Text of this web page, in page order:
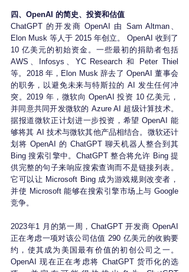
四、OpenAI 的简史、投资和估值
ChatGPT 的开发商 OpenAI 由 Sam Altman、
Elon Musk 等人于 2015 年创立。 OpenAI 收到了
10 亿美元的初始资金。一些最初的捐助者包括
AWS、Infosys、YC Research 和 Peter Thiel
等。2018 年，Elon Musk 辞去了 OpenAI 董事会
的职务，以避免未来与特斯拉的 AI 发生任何冲
突。2019 年，微软向 OpenAI 投资 10 亿美元，
并同意共同开发微软的 Azure AI 超级计算技术。
据报道微软正计划进一步投资，希望 OpenAI 能
够将其 AI 技术与微软其他产品相结合。微软还计
划将 OpenAI 的 ChatGPT 聊天机器人整合到其
Bing 搜索引擎中。ChatGPT 整合将允许 Bing 提
供完整的句子来响应搜索查询而不是链接列表。
它可以让 Microsoft Bing 成为游戏规则改变者，
并使 Microsoft 能够在搜索引擎市场上与 Google
竞争。
2023年1 月的第一周，ChatGPT 开发商 OpenAI
正在考虑一项对该公司估值 290 亿美元的收购要
约，使其成为美国最有价值的初创公司之一。
OpenAI 现在正在考虑将 ChatGPT 货币化的选